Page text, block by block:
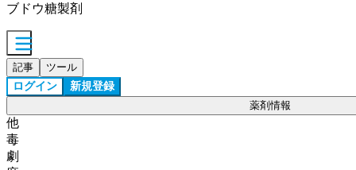
ブドウ糖製剤
記事 ツール
ログイン 新規登録
薬剤情報
他
毒
劇